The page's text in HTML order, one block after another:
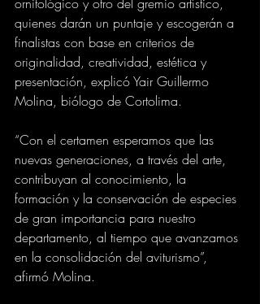
quienes darán un puntaje y escogerán a
finalistas con base en criterios de
originalidad, creatividad, estética y
presentación, explicó Yair Guillermo
Molina, biólogo de Cortolima.
“Con el certamen esperamos que las
nuevas generaciones, a través del arte,
contribuyan al conocimiento, la
formación y la conservación de especies
de gran importancia para nuestro
departamento, al tiempo que avanzamos
en la consolidación del aviturismo”,
afirmó Molina.